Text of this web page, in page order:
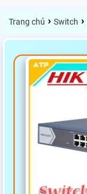
Trang chủ › Switch ›